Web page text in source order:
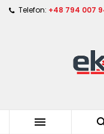
Telefon: +48 794 007
